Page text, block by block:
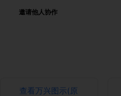
邀请他人协作
查看万兴图示(原